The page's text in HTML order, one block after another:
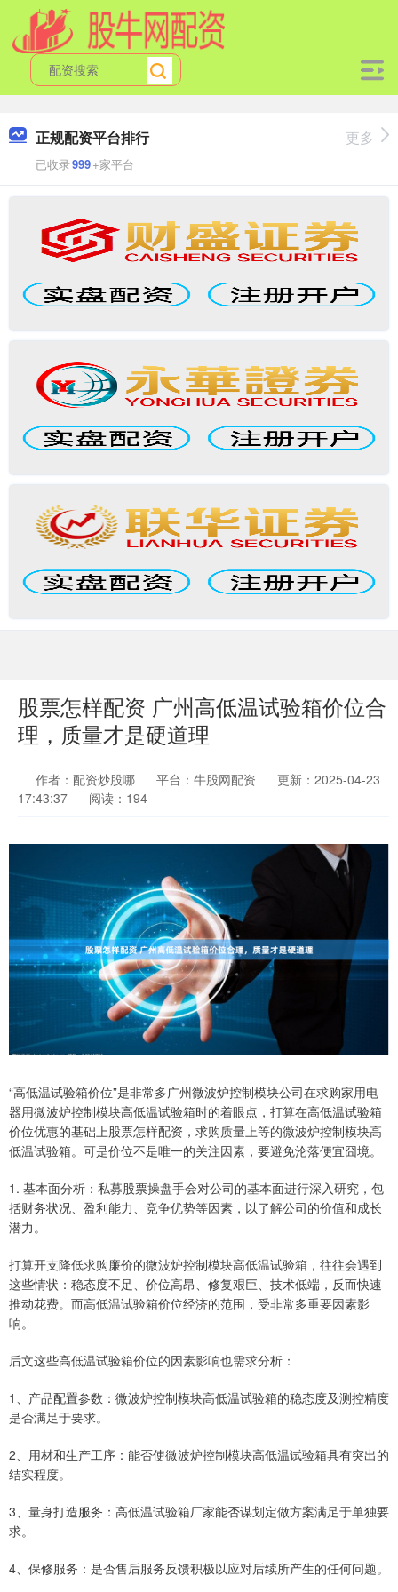
正规配资平台排行
已收录999+家平台
更多
股票怎样配资 广州高低温试验箱价位合
理，质量才是硬道理
作者：配资炒股哪 平台：牛股网配资
更新：2025-04-23
17:43:37
阅读：194
“高低温试验箱价位”是非常多广州微波炉控制模块公司在求购家用电
器用微波炉控制模块高低温试验箱时的着眼点，打算在高低温试验箱
价位优惠的基础上股票怎样配资，求购质量上等的微波炉控制模块高
低温试验箱。可是价位不是唯一的关注因素，要避免沦落便宜囧境。
1. 基本面分析：私募股票操盘手会对公司的基本面进行深入研究，包
括财务状况、盈利能力、竞争优势等因素，以了解公司的价值和成长
潜力。
打算开支降低求购廉价的微波炉控制模块高低温试验箱，往往会遇到
这些情状：稳态度不足、价位高昂、修复艰巨、技术低端，反而快速
推动花费。而高低温试验箱价位经济的范围，受非常多重要因素影
响。
后文这些高低温试验箱价位的因素影响也需求分析：
1、产品配置参数：微波炉控制模块高低温试验箱的稳态度及测控精度
是否满足于要求。
2、用材和生产工序：能否使微波炉控制模块高低温试验箱具有突出的
结实程度。
3、量身打造服务：高低温试验箱厂家能否谋划定做方案满足于单独要
求。
4、保修服务：是否售后服务反馈积极以应对后续所产生的任何问题。